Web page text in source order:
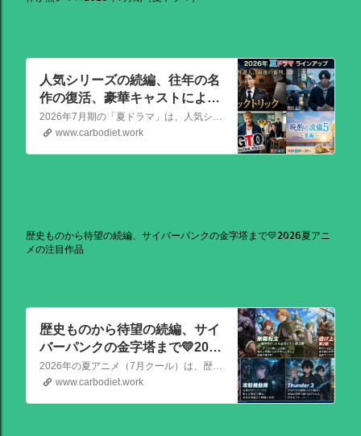
人気シリーズの続編、往年の名
作の復活、豪華キャストによる
骨太な新作が熱い！📺2026年7
月期（夏ドラマ）
2026年7月期の「夏ドラマ」は、人気シリーズの続編から、往年の名作の復活、豪華キャストによる骨太な新作まで、かなり熱いラインアップが出そろっています！
www.carbodiet.work
歴史ものから待望の続編、サイバーパンクの金字塔まで💛2026夏アニ
メの注目作品
歴史ものから待望の続編、サイ
バーパンクの金字塔まで💛2026
夏アニメの注目作品
2026年の夏アニメ（7月クール）は、歴史ものから待望の続編、サイバーパンクの金字塔まで、かなり見ごたえのある強力なラインナップが揃っています！ その中でも特に注目を集めている話題作を、いくつか厳選してご紹介します。
www.carbodiet.work